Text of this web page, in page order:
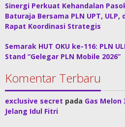
Sinergi Perkuat Kehandalan
Baturaja Bersama PLN UPT, ULP,
Rapat Koordinasi Strategis
Semarak HUT OKU ke-116: PLN
Stand “Gelegar PLN Mobile 2026”
Komentar Terbaru
exclusive secret pada Gas Melon
Jelang Idul Fitri